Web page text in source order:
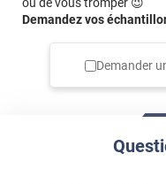
ou de vous tromper 😉
Demandez vos
Demander